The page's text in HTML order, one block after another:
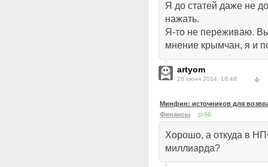
Я до статей даже не
нажать.
Я-то не переживаю.
мнение крымчан, я и
artyom
26 июня 2014, 16:48
Минфин: источников для
Финансы
66
Хорошо, а откуда в
миллиарда?